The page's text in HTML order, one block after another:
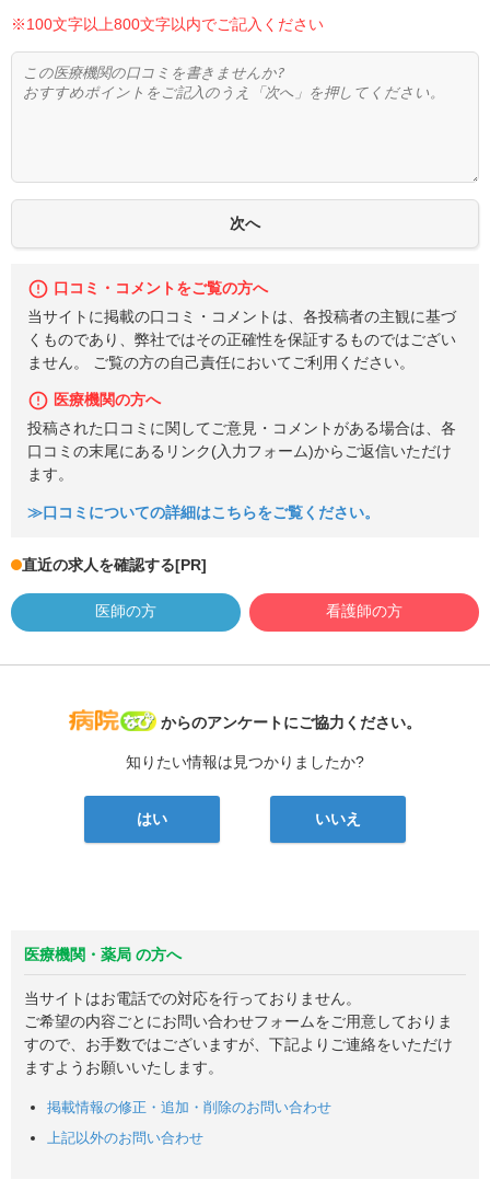
※100文字以上800文字以内でご記入ください
口コミ・コメントをご覧の方へ
当サイトに掲載の口コミ・コメントは、各投稿者の主観に基づ
くものであり、弊社ではその正確性を保証するものではござい
ません。 ご覧の方の自己責任においてご利用ください。
医療機関の方へ
投稿された口コミに関してご意見・コメントがある場合は、各
口コミの末尾にあるリンク(入力フォーム)からご返信いただけ
ます。
≫口コミについての詳細はこちらをご覧ください。
直近の求人を確認する[PR]
医師の方 看護師の方
病院なび
からのアンケートにご協力ください。
知りたい情報は見つかりましたか?
はい いいえ
医療機関・薬局 の方へ
当サイトはお電話での対応を行っておりません。
ご希望の内容ごとにお問い合わせフォームをご用意しておりま
すので、お手数ではございますが、下記よりご連絡をいただけ
ますようお願いいたします。
掲載情報の修正・追加・削除のお問い合わせ
上記以外のお問い合わせ